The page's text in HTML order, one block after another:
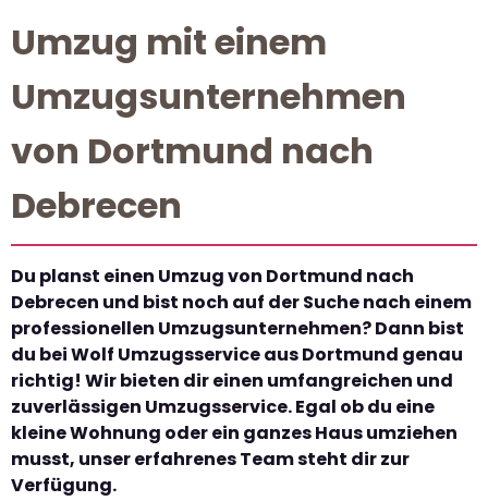
Umzug mit einem
Umzugsunternehmen
von Dortmund nach
Debrecen
Du planst einen Umzug von Dortmund nach
Debrecen und bist noch auf der Suche nach einem
professionellen Umzugsunternehmen? Dann bist
du bei Wolf Umzugsservice aus Dortmund genau
richtig! Wir bieten dir einen umfangreichen und
zuverlässigen Umzugsservice. Egal ob du eine
kleine Wohnung oder ein ganzes Haus umziehen
musst, unser erfahrenes Team steht dir zur
Verfügung.